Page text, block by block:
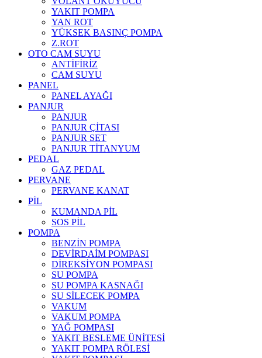
YAKIT POMPA
YAN ROT
YÜKSEK BASINÇ POMPA
Z.ROT
OTO CAM SUYU
ANTİFİRİZ
CAM SUYU
PANEL
PANEL AYAĞI
PANJUR
PANJUR
PANJUR ÇİTASI
PANJUR SET
PANJUR TİTANYUM
PEDAL
GAZ PEDAL
PERVANE
PERVANE KANAT
PİL
KUMANDA PİL
SOS PİL
POMPA
BENZİN POMPA
DEVİRDAİM POMPASI
DİREKSİYON POMPASI
SU POMPA
SU POMPA KASNAĞI
SU SİLECEK POMPA
VAKUM
VAKUM POMPA
YAĞ POMPASI
YAKIT BESLEME ÜNİTESİ
YAKIT POMPA RÖLESİ